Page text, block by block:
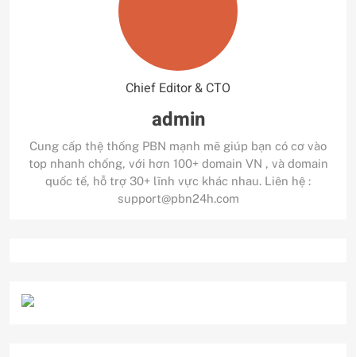
Chief Editor & CTO
admin
Cung cấp thệ thống PBN mạnh mẽ giúp bạn có cơ vào
top nhanh chống, với hơn 100+ domain VN , và domain
quốc tế, hỗ trợ 30+ lĩnh vực khác nhau. Liên hệ :
support@pbn24h.com